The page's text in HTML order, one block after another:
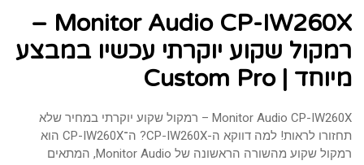
Monitor Audio CP-IW260X –
רמקול שקוע יוקרתי עכשיו במבצע
מיוחד | Custom Pro
Monitor Audio CP-IW260X – רמקול שקוע יוקרתי במחיר שלא
תחזורו לראות! למה דווקא ה-CP-IW260X? ה־CP-IW260X הוא
רמקול שקוע מהשורה הראשונה של Monitor Audio, המתאים